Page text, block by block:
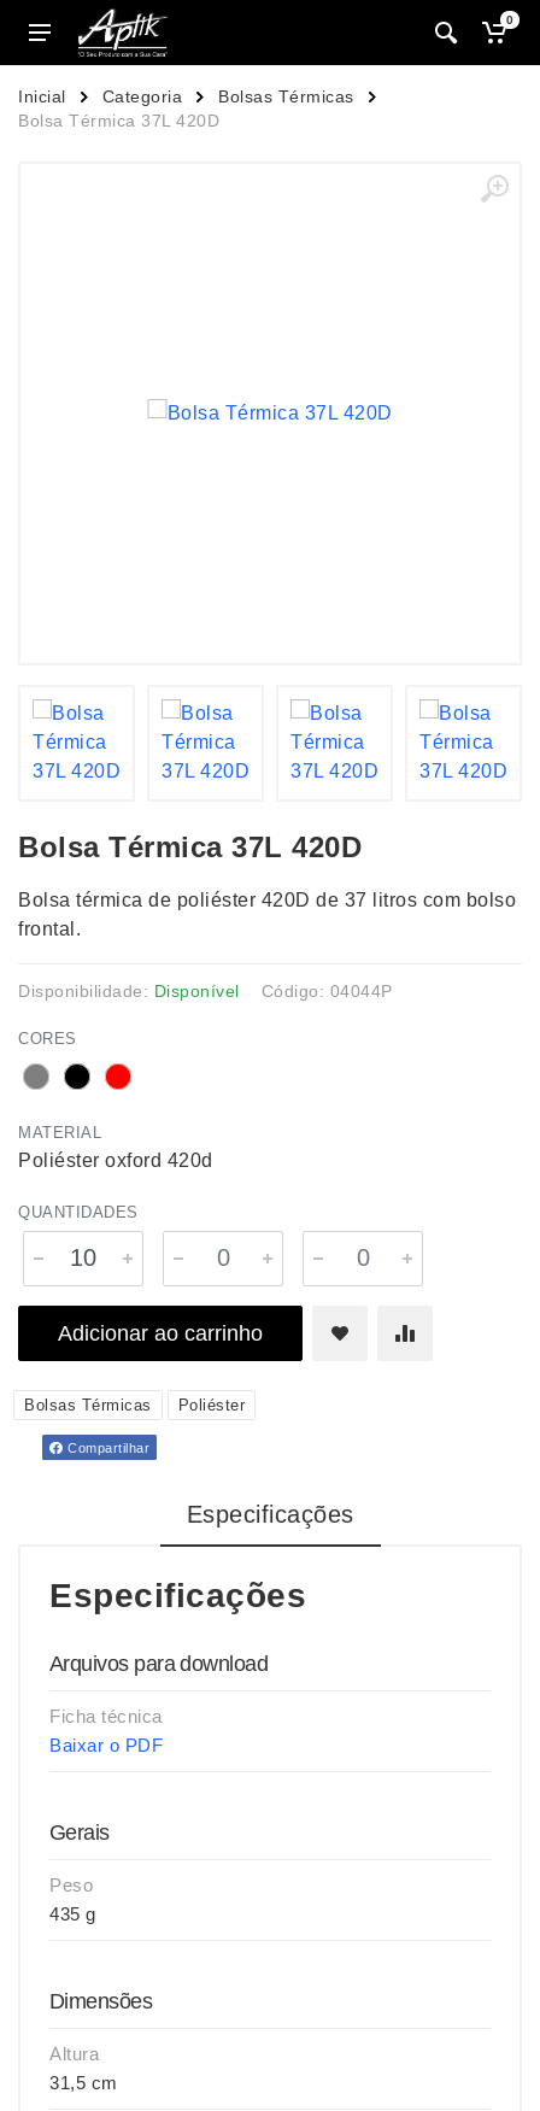
0
Inicial Categoria
Bolsas Térmicas
Bolsa Térmica 37L 420D
Bolsa Térmica 37L 420D
Bolsa térmica de poliéster 420D de 37 litros com bolso
frontal.
Disponibilidade: Disponível Código: 04044P
CORES
MATERIAL
Poliéster oxford 420d
QUANTIDADES
Adicionar ao carrinho
Bolsas Térmicas Poliéster
Compartilhar
Especificações
Especificações
Arquivos para download
Ficha técnica
Baixar o PDF
Gerais
Peso
435 g
Dimensões
Altura
31,5 cm